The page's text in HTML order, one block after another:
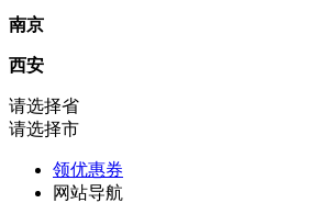
南京
西安
请选择省
请选择市
领优惠券
网站导航